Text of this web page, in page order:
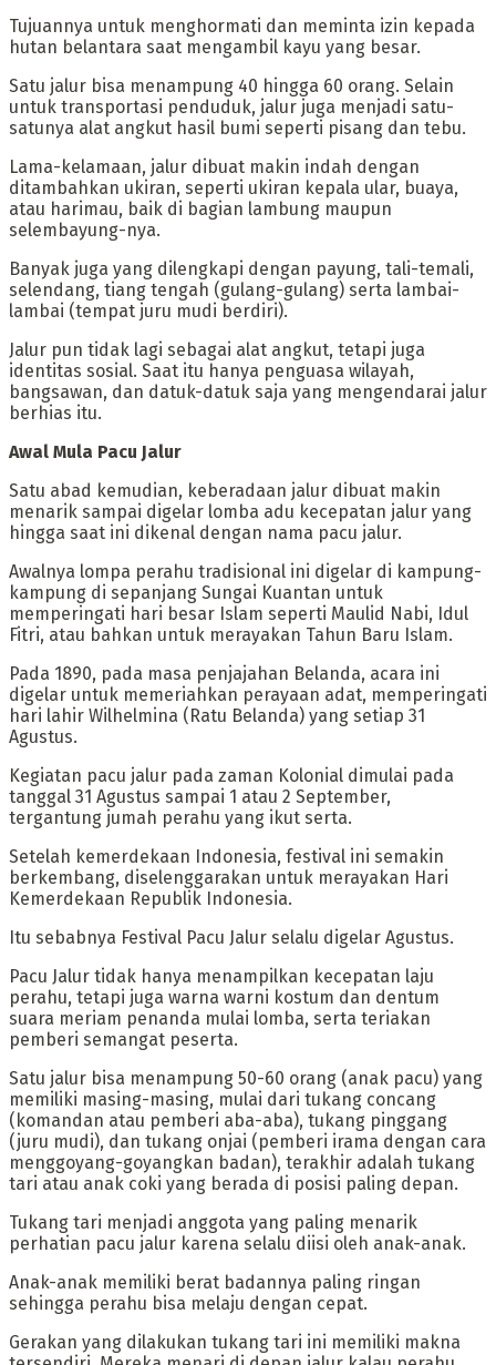
Tujuannya untuk menghormati dan meminta izin kepada
hutan belantara saat mengambil kayu yang besar.
‎Satu jalur bisa menampung 40 hingga 60 orang. Selain
untuk transportasi penduduk, jalur juga menjadi satu-
satunya alat angkut hasil bumi seperti pisang dan tebu.
‎Lama-kelamaan, jalur dibuat makin indah dengan
ditambahkan ukiran, seperti ukiran kepala ular, buaya,
atau harimau, baik di bagian lambung maupun
selembayung-nya.
‎Banyak juga yang dilengkapi dengan payung, tali-temali,
selendang, tiang tengah (gulang-gulang) serta lambai-
lambai (tempat juru mudi berdiri).
‎Jalur pun tidak lagi sebagai alat angkut, tetapi juga
identitas sosial. Saat itu hanya penguasa wilayah,
bangsawan, dan datuk-datuk saja yang mengendarai jalur
berhias itu.
‎Awal Mula Pacu Jalur
‎Satu abad kemudian, keberadaan jalur dibuat makin
menarik sampai digelar lomba adu kecepatan jalur yang
hingga saat ini dikenal dengan nama pacu jalur.
‎Awalnya lompa perahu tradisional ini digelar di kampung-
kampung di sepanjang Sungai Kuantan untuk
memperingati hari besar Islam seperti Maulid Nabi, Idul
Fitri, atau bahkan untuk merayakan Tahun Baru Islam.
‎Pada 1890, pada masa penjajahan Belanda, acara ini
digelar untuk memeriahkan perayaan adat, memperingati
hari lahir Wilhelmina (Ratu Belanda) yang setiap 31
Agustus.
‎Kegiatan pacu jalur pada zaman Kolonial dimulai pada
tanggal 31 Agustus sampai 1 atau 2 September,
tergantung jumah perahu yang ikut serta.
‎Setelah kemerdekaan Indonesia, festival ini semakin
berkembang, diselenggarakan untuk merayakan Hari
Kemerdekaan Republik Indonesia.
Itu sebabnya Festival Pacu Jalur selalu digelar Agustus.
‎Pacu Jalur tidak hanya menampilkan kecepatan laju
perahu, tetapi juga warna warni kostum dan dentum
suara meriam penanda mulai lomba, serta teriakan
pemberi semangat peserta.
‎Satu jalur bisa menampung 50-60 orang (anak pacu) yang
memiliki masing-masing, mulai dari tukang concang
(komandan atau pemberi aba-aba), tukang pinggang
(juru mudi), dan tukang onjai (pemberi irama dengan cara
menggoyang-goyangkan badan), terakhir adalah tukang
tari atau anak coki yang berada di posisi paling depan.
‎Tukang tari menjadi anggota yang paling menarik
perhatian pacu jalur karena selalu diisi oleh anak-anak.
Anak-anak memiliki berat badannya paling ringan
sehingga perahu bisa melaju dengan cepat.
‎Gerakan yang dilakukan tukang tari ini memiliki makna